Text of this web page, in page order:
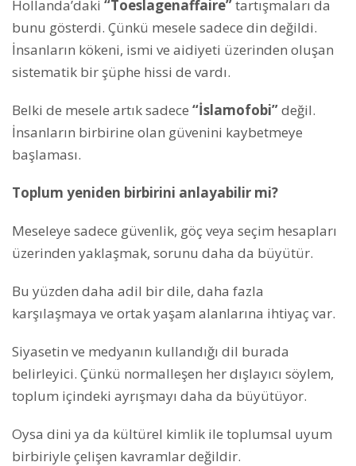
Hollanda’daki “Toeslagenaffaire”tartışmaları da
bunu gösterdi. Çünkü mesele sadece din değildi.
İnsanların kökeni, ismi ve aidiyeti üzerinden oluşan
sistematik bir şüphe hissi de vardı.
Belki de mesele artık sadece “İslamofobi”değil.
İnsanların birbirine olan güvenini kaybetmeye
başlaması.
Toplum yeniden birbirini anlayabilir mi?
Meseleye sadece güvenlik, göç veya seçim hesapları
üzerinden yaklaşmak, sorunu daha da büyütür.
Bu yüzden daha adil bir dile, daha fazla
karşılaşmaya ve ortak yaşam alanlarına ihtiyaç var.
Siyasetin ve medyanın kullandığı dil burada
belirleyici. Çünkü normalleşen her dışlayıcı söylem,
toplum içindeki ayrışmayı daha da büyütüyor.
Oysa dini ya da kültürel kimlik ile toplumsal uyum
birbiriyle çelişen kavramlar değildir.